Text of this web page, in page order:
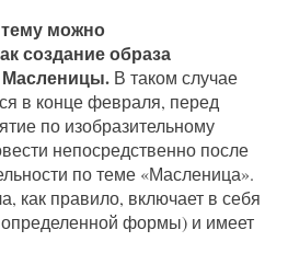
можно
создание образа
В таком случае
в конце февраля, перед
по изобразительному
непосредственно после
по теме «Масленица».
как правило, включает в себя
определенной формы) и имеет